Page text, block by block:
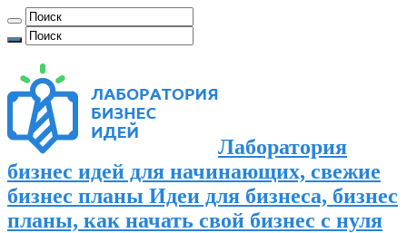
Лаборатория
бизнес идей для начинающих, свежие
бизнес планы Идеи для бизнеса, бизнес
планы, как начать свой бизнес с нуля